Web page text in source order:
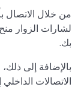
من خلال الاتصال
لشارات الزوار
بك.
بالإضافة إلى
الاتصالات